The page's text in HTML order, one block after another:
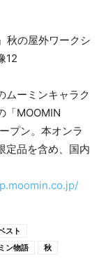
ムーミンキャラク
「MOOMIN
プン。本オンラ
定品を含め、国内
スト
ン物語
秋